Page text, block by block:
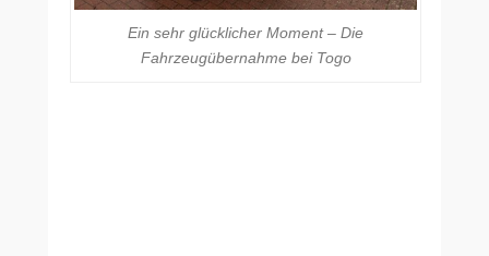
Ein sehr glücklicher Moment – Die
Fahrzeugübernahme bei Togo